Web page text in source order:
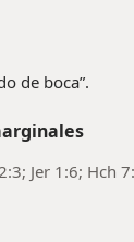
de boca”.
Jer 1:6; Hch